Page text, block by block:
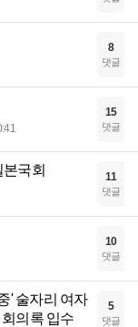
8
댓글
15
댓글
국회 11
댓글
10
댓글
' 술자리 여자
의록 입수
5
댓글